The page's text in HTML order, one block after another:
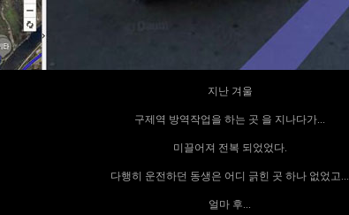
지난 겨울
구제역 방역작업을 하는 곳 을 지나다가...
미끌어져 전복 되었었다.
다행히 운전하던 동생은 어디 긁힌 곳 하나 없었고...
얼마 후...